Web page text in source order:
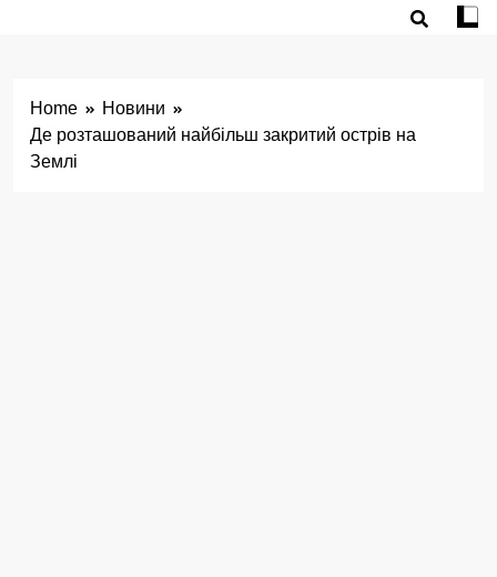
Home
Новини
Де розташований найбільш закритий острів на
Землі